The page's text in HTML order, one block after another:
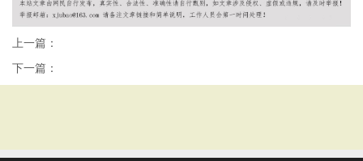
上一篇：
下一篇：